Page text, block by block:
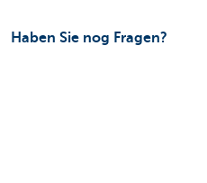
Haben Sie nog Fragen?